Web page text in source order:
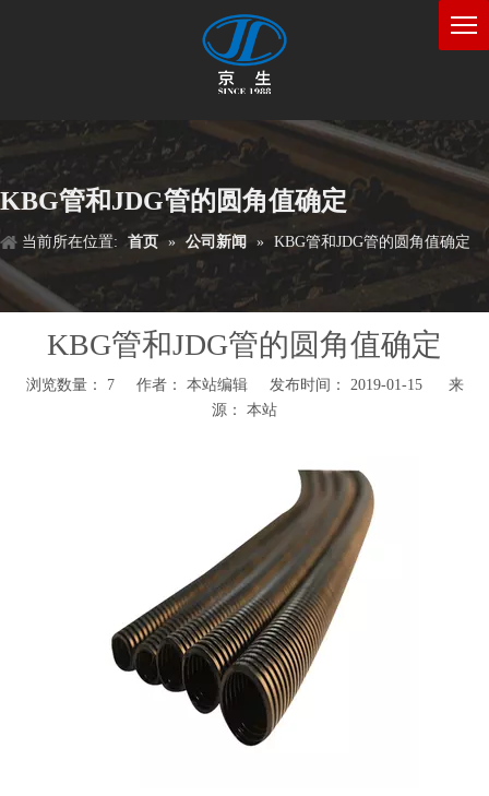
KBG管和JDG管的圆角值确定
当前所在位置: 首页 » 公司新闻 » KBG管和JDG管的圆角值确定
KBG管和JDG管的圆角值确定
浏览数量： 7作者： 本站编辑 发布时间： 2019-01-15 来
源： 本站